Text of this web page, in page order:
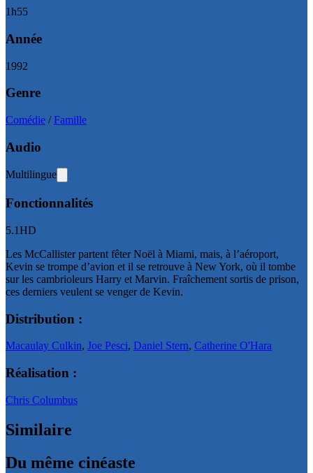
1h55
Année
1992
Genre
Comédie /Famille
Audio
Multilingue
Fonctionnalités
5.1HD
Les McCallister partent fêter Noël à Miami, mais, à l’aéroport,
Kevin se trompe d’avion et il se retrouve à New York, où il tombe
sur les cambrioleurs Harry et Marvin. Fraîchement sortis de prison,
ces derniers veulent se venger de Kevin.
Distribution :
Macaulay Culkin, Joe Pesci, Daniel Stern, Catherine O'Hara
Réalisation :
Chris Columbus
Similaire
Du même cinéaste